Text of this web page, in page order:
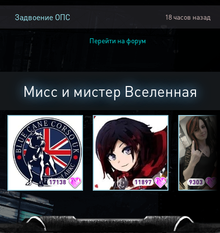
Задвоение ОПС 18 часов назад
Перейти на форум
Мисс и мистер Вселенная
17138 11897 9303